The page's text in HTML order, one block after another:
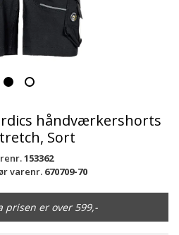
håndværkershorts
Sort
153362
varenr. 670709-70
prisen er over 599,-